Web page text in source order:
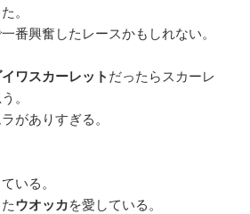
。
番興奮したレースかもしれない。
ワスカーレット だったらスカーレ
。
がありすぎる。
いる。
ウオッカを愛している。